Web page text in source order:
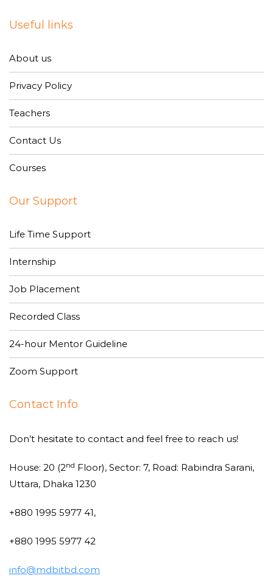
Useful links
About us
Privacy Policy
Teachers
Contact Us
Courses
Our Support
Life Time Support
Internship
Job Placement
Recorded Class
24-hour Mentor Guideline
Zoom Support
Contact Info
Don’t hesitate to contact and feel free to reach us!
House: 20 (2nd Floor), Sector: 7, Road: Rabindra Sarani,
Uttara, Dhaka 1230
+880 1995 5977 41,
+880 1995 5977 42
info@mdbitbd.com